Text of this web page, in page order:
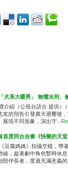
犬系大暖男」 無懼水刑、
介紹（公視台語台 提供
友的預告引發廣大迴響後
現不同形象，演出守...
首度同台合奏《快樂的天
豆腐媽媽》拍攝空檔，
綾，趁著劇中角色暫時休
伴長者，度過充滿意義的